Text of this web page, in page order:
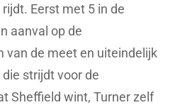
Eerst met 5 in de
aanval op de
van de meet en uiteindelijk
strijdt voor de
Sheffield wint, Turner zelf